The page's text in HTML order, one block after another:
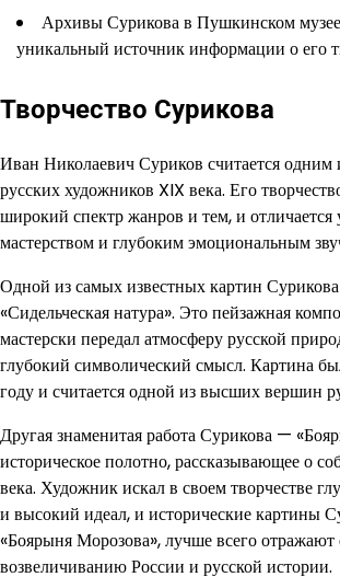
Архивы Сурикова в Пушкинском музее
уникальный источник информации о его
Творчество Сурикова
Иван Николаевич Суриков считается
русских художников XIX века. Его
широкий спектр жанров и тем, и отличается
мастерством и глубоким эмоциональным
Одной из самых известных картин Сурикова
«Сидельческая натура». Это пейзажная
мастерски передал атмосферу русской
глубокий символический смысл. Картина
году и считается одной из высших вершин
Другая знаменитая работа Сурикова —
историческое полотно, рассказывающее о
века. Художник искал в своем творчестве
и высокий идеал, и исторические картины
«Боярыня Морозова», лучше всего отражают
возвеличиванию России и русской истории.